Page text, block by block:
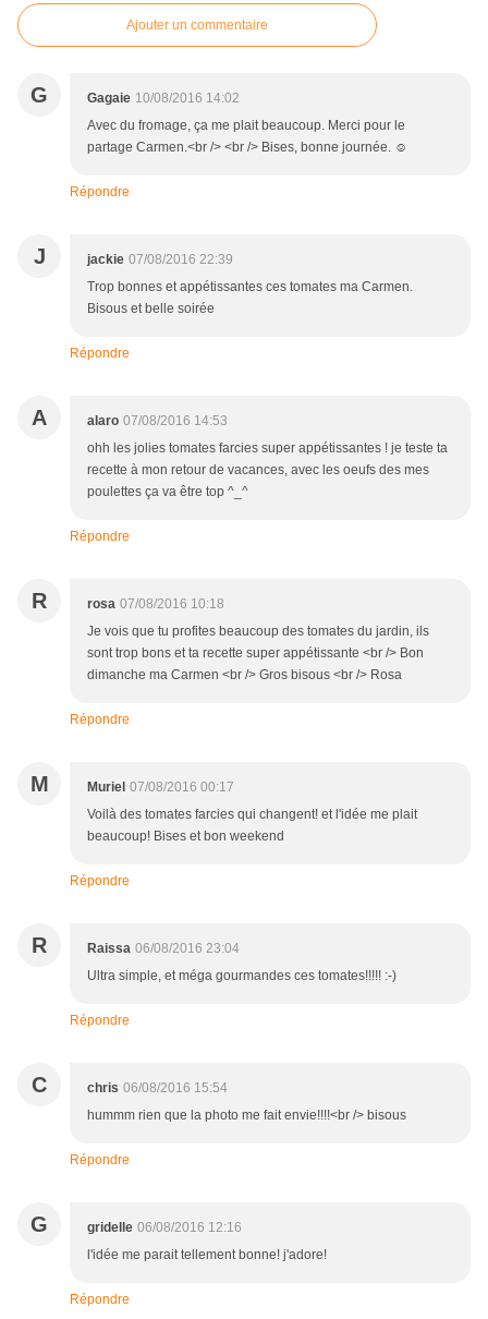
Ajouter un commentaire
G Gagaie 10/08/2016 14:02
Avec du fromage, ça me plait beaucoup. Merci pour le
partage Carmen.<br /> <br /> Bises, bonne journée. ☺
Répondre
J jackie 07/08/2016 22:39
Trop bonnes et appétissantes ces tomates ma Carmen.
Bisous et belle soirée
Répondre
A alaro 07/08/2016 14:53
ohh les jolies tomates farcies super appétissantes ! je teste ta
recette à mon retour de vacances, avec les oeufs des mes
poulettes ça va être top ^_^
Répondre
R rosa 07/08/2016 10:18
Je vois que tu profites beaucoup des tomates du jardin, ils
sont trop bons et ta recette super appétissante <br /> Bon
dimanche ma Carmen <br /> Gros bisous <br /> Rosa
Répondre
M Muriel 07/08/2016 00:17
Voilà des tomates farcies qui changent! et l'idée me plait
beaucoup! Bises et bon weekend
Répondre
R Raissa 06/08/2016 23:04
Ultra simple, et méga gourmandes ces tomates!!!!! :-)
Répondre
C chris 06/08/2016 15:54
hummm rien que la photo me fait envie!!!!<br /> bisous
Répondre
G gridelle 06/08/2016 12:16
l'idée me parait tellement bonne! j'adore!
Répondre